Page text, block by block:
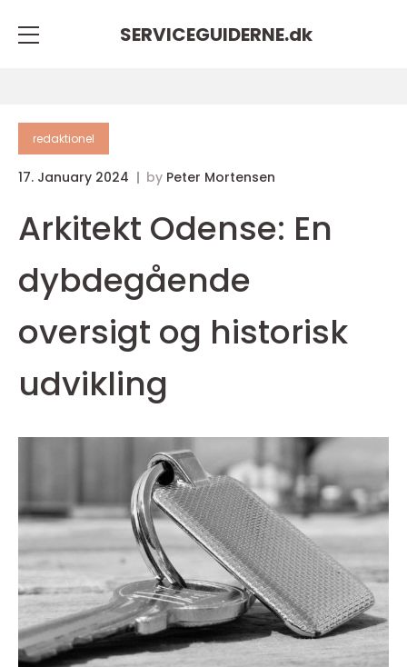
SERVICEGUIDERNE.dk
redaktionel
17. January 2024 by Peter Mortensen
Arkitekt Odense: En
dybdegående
oversigt og historisk
udvikling